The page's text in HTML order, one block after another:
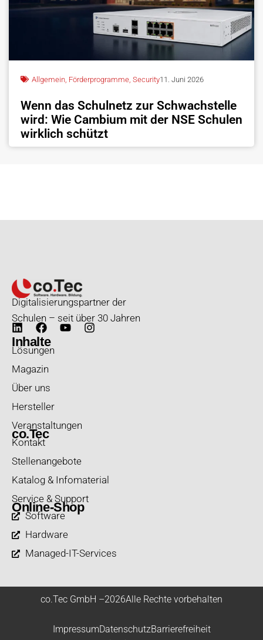
Allgemein Förderprogramme Security11. Juni 2026
Wenn das Schulnetz zur Schwachstelle
wird: Wie Cambium mit der NSE Schulen
wirklich schützt
Digitalisierungspartner der
Schulen – seit über 30 Jahren
Inhalte
Lösungen
Magazin
Über uns
Hersteller
Veranstaltungen
co.Tec
Kontakt
Stellenangebote
Katalog & Infomaterial
Service & Support
Online-Shop
Software
Hardware
Managed-IT-Services
co.Tec GmbH –2026Alle Rechte vorbehalten
ImpressumDatenschutzBarrierefreiheit